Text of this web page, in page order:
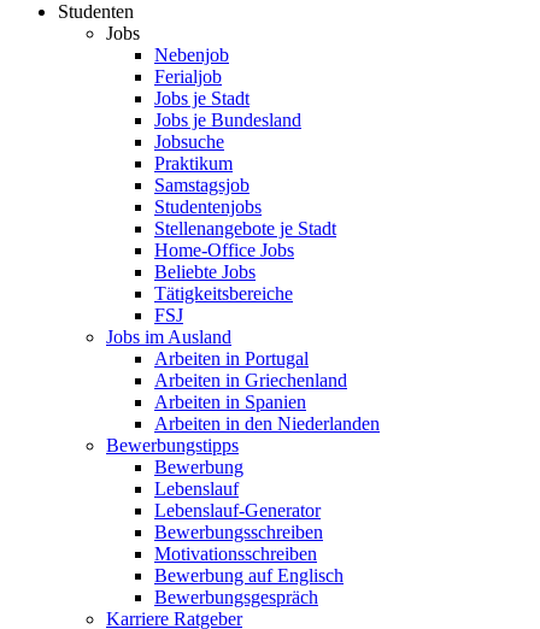
Studenten
Jobs
Nebenjob
Ferialjob
Jobs je Stadt
Jobs je Bundesland
Jobsuche
Praktikum
Samstagsjob
Studentenjobs
Stellenangebote je Stadt
Home-Office Jobs
Beliebte Jobs
Tätigkeitsbereiche
FSJ
Jobs im Ausland
Arbeiten in Portugal
Arbeiten in Griechenland
Arbeiten in Spanien
Arbeiten in den Niederlanden
Bewerbungstipps
Bewerbung
Lebenslauf
Lebenslauf-Generator
Bewerbungsschreiben
Motivationsschreiben
Bewerbung auf Englisch
Bewerbungsgespräch
Karriere Ratgeber